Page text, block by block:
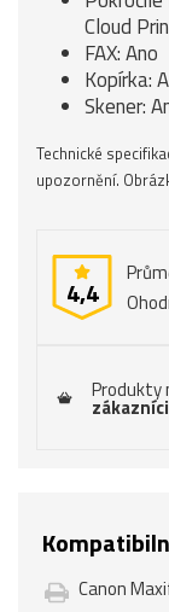
Cloud
FAX: Ano
Kopírka:
Skener:
Technické
upozornění.
4,4
Produkty
zákazníci
Canon